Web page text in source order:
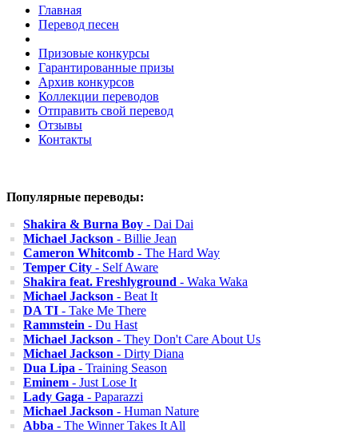
Главная
Перевод песен
Призовые конкурсы
Гарантированные призы
Архив конкурсов
Коллекции переводов
Отправить свой перевод
Отзывы
Контакты
Популярные переводы:
Shakira & Burna Boy - Dai Dai
Michael Jackson - Billie Jean
Cameron Whitcomb - The Hard Way
Temper City - Self Aware
Shakira feat. Freshlyground - Waka Waka
Michael Jackson - Beat It
DA TI - Take Me There
Rammstein - Du Hast
Michael Jackson - They Don't Care About Us
Michael Jackson - Dirty Diana
Dua Lipa - Training Season
Eminem - Just Lose It
Lady Gaga - Paparazzi
Michael Jackson - Human Nature
Abba - The Winner Takes It All